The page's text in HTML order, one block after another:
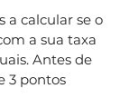
a calcular se o
a sua taxa
Antes de
3 pontos